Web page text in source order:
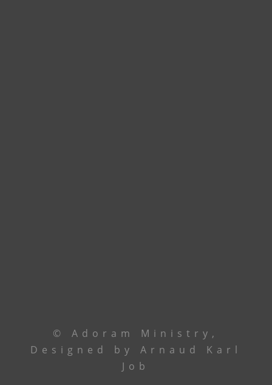
© Adoram Ministry,
Designed by Arnaud Karl
Job